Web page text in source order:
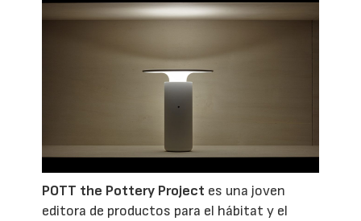
POTT the Pottery Project es una joven
editora de productos para el hábitat y el